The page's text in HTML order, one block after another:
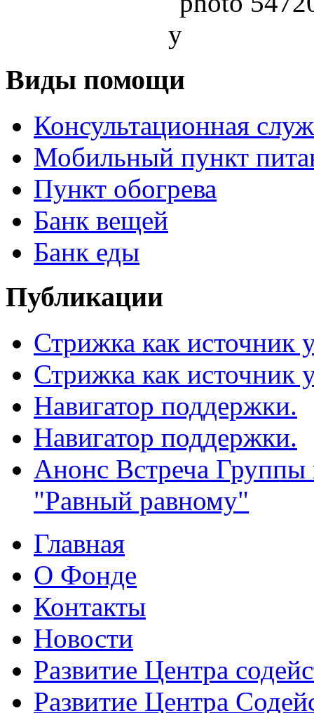
Виды помощи
Консультационная
Мобильный пункт
Пункт обогрева
Банк вещей
Банк еды
Публикации
Стрижка как источник
Стрижка как источник
Навигатор поддержки.
Навигатор поддержки.
Анонс Встреча
"Равный равному"
Главная
О Фонде
Контакты
Новости
Развитие Центра
Развитие Центра